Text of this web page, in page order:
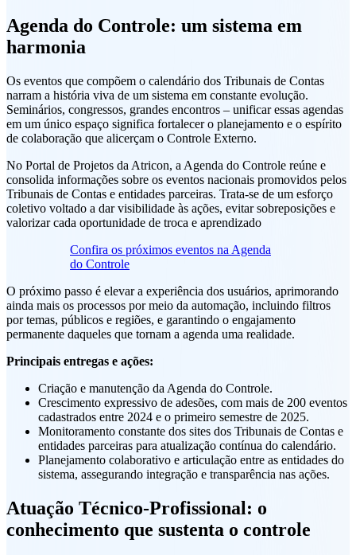
Agenda do Controle: um sistema em
harmonia
Os eventos que compõem o calendário dos Tribunais de Contas
narram a história viva de um sistema em constante evolução.
Seminários, congressos, grandes encontros – unificar essas agendas
em um único espaço significa fortalecer o planejamento e o espírito
de colaboração que alicerçam o Controle Externo.
No Portal de Projetos da Atricon, a Agenda do Controle reúne e
consolida informações sobre os eventos nacionais promovidos pelos
Tribunais de Contas e entidades parceiras. Trata-se de um esforço
coletivo voltado a dar visibilidade às ações, evitar sobreposições e
valorizar cada oportunidade de troca e aprendizado
Confira os próximos eventos na Agenda
do Controle
O próximo passo é elevar a experiência dos usuários, aprimorando
ainda mais os processos por meio da automação, incluindo filtros
por temas, públicos e regiões, e garantindo o engajamento
permanente daqueles que tornam a agenda uma realidade.
Principais entregas e ações:
Criação e manutenção da Agenda do Controle.
Crescimento expressivo de adesões, com mais de 200 eventos
cadastrados entre 2024 e o primeiro semestre de 2025.
Monitoramento constante dos sites dos Tribunais de Contas e
entidades parceiras para atualização contínua do calendário.
Planejamento colaborativo e articulação entre as entidades do
sistema, assegurando integração e transparência nas ações.
Atuação Técnico-Profissional: o
conhecimento que sustenta o controle